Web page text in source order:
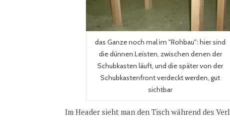
das Ganze noch mal im "Rohbau": hier sind
die dünnen Leisten, zwischen denen der
Schubkasten läuft, und die später von der
Schubkastenfront verdeckt werden, gut
sichtbar
Im Header sieht man den Tisch während des